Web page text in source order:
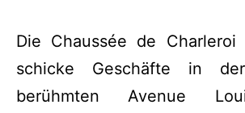
Die Chaussée de
schicke Geschäfte in
berühmten Avenue